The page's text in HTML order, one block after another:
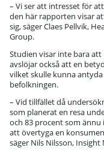
– Vi ser att intresset för
den här rapporten visar
sig, säger Claes Pellvik,
Group.
Studien visar inte bara
avslöjar också att en
vilket skulle kunna
befolkningen.
– Vid tillfället då
som planerat en resa
och 83 procent som
att övertyga en
säger Nils Nilsson,